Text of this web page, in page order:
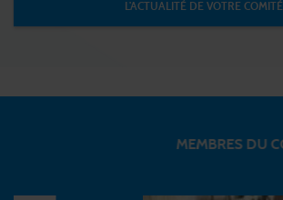
L'ACTUALITÉ DE VOTRE COMITÉ
MEMBRES DU COMITE